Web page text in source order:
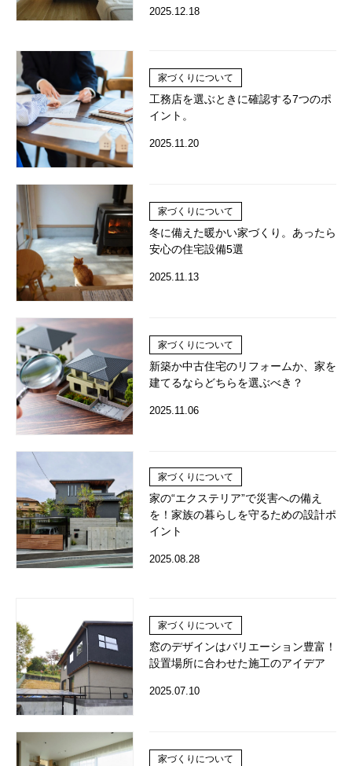
2025.12.18
家づくりについて
工務店を選ぶときに確認する7つのポ
イント。
2025.11.20
家づくりについて
冬に備えた暖かい家づくり。あったら
安心の住宅設備5選
2025.11.13
家づくりについて
新築か中古住宅のリフォームか、家を
建てるならどちらを選ぶべき？
2025.11.06
家づくりについて
家の“エクステリア”で災害への備え
を！家族の暮らしを守るための設計ポ
イント
2025.08.28
家づくりについて
窓のデザインはバリエーション豊富！
設置場所に合わせた施工のアイデア
2025.07.10
家づくりについて